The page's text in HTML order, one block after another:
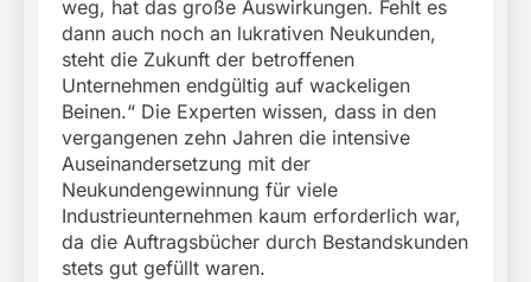
weg, hat das große Auswirkungen. Fehlt es
dann auch noch an lukrativen Neukunden,
steht die Zukunft der betroffenen
Unternehmen endgültig auf wackeligen
Beinen.“ Die Experten wissen, dass in den
vergangenen zehn Jahren die intensive
Auseinandersetzung mit der
Neukundengewinnung für viele
Industrieunternehmen kaum erforderlich war,
da die Auftragsbücher durch Bestandskunden
stets gut gefüllt waren.